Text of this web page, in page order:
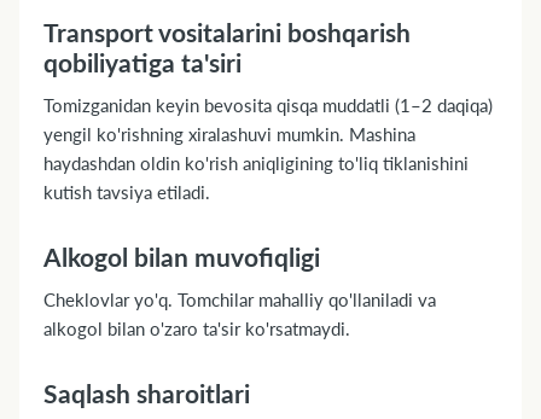
Transport vositalarini boshqarish
qobiliyatiga ta'siri
Tomizganidan keyin bevosita qisqa muddatli (1–2 daqiqa)
yengil ko'rishning xiralashuvi mumkin. Mashina
haydashdan oldin ko'rish aniqligining to'liq tiklanishini
kutish tavsiya etiladi.
Alkogol bilan muvofiqligi
Cheklovlar yo'q. Tomchilar mahalliy qo'llaniladi va
alkogol bilan o'zaro ta'sir ko'rsatmaydi.
Saqlash sharoitlari